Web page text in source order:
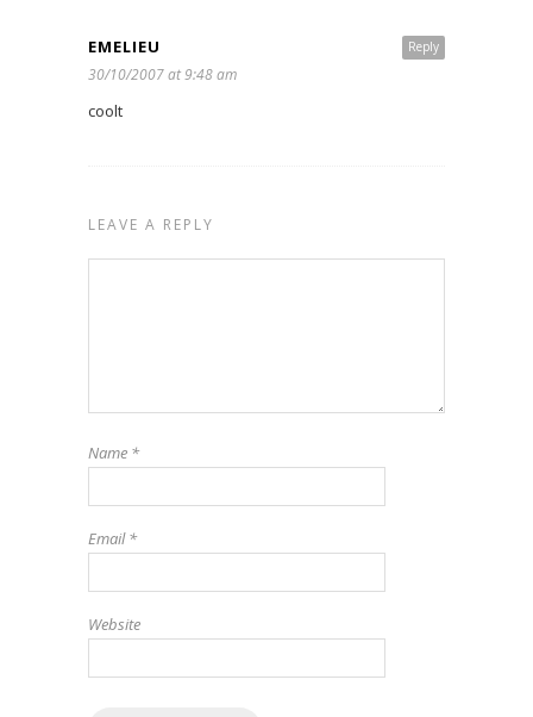
Reply
EMELIEU
30/10/2007 at 9:48 am
coolt
LEAVE A REPLY
Name *
Email*
Website